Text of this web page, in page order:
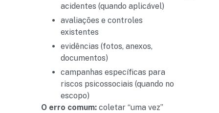
acidentes (quando aplicável)
avaliações e controles
existentes
evidências (fotos, anexos,
documentos)
campanhas específicas para
riscos psicossociais (quando no
escopo)
O erro comum: coletar “uma vez”